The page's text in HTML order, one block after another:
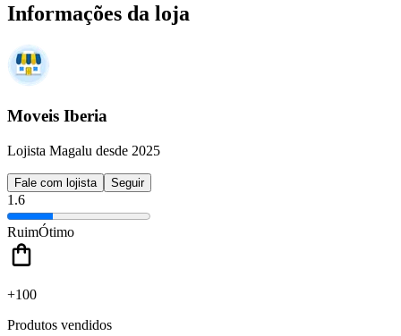
Informações da loja
Moveis Iberia
Lojista Magalu desde 2025
Fale com lojista Seguir
1.6
RuimÓtimo
+100
Produtos vendidos